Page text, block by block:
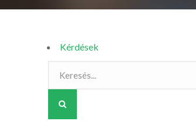
Kérdések